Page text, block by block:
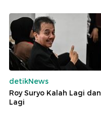
detikNews
Roy Suryo Kalah Lagi dan
Lagi